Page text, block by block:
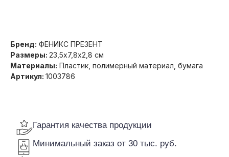
Бренд: ФЕНИКС ПРЕЗЕНТ
Размеры: 23,5х7,8х2,8 см
Материалы: Пластик, полимерный материал, бумага
Артикул: 1003786